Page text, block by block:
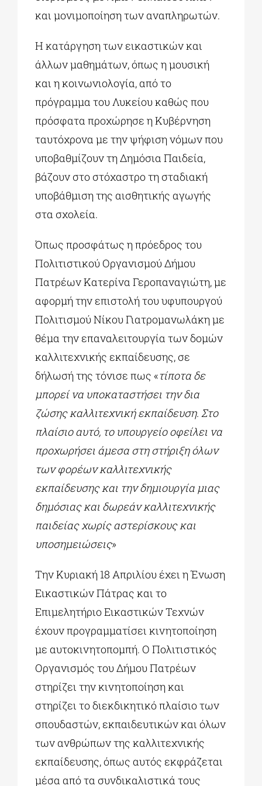
και μονιμοποίηση των αναπληρωτών.
Η κατάργηση των εικαστικών και
άλλων μαθημάτων, όπως η μουσική
και η κοινωνιολογία, από το
πρόγραμμα του Λυκείου καθώς που
πρόσφατα προχώρησε η Κυβέρνηση
ταυτόχρονα με την ψήφιση νόμων που
υποβαθμίζουν τη Δημόσια Παιδεία,
βάζουν στο στόχαστρο τη σταδιακή
υποβάθμιση της αισθητικής αγωγής
στα σχολεία.
Όπως προσφάτως η πρόεδρος του
Πολιτιστικού Οργανισμού Δήμου
Πατρέων Κατερίνα Γεροπαναγιώτη, με
αφορμή την επιστολή του υφυπουργού
Πολιτισμού Νίκου Γιατρομανωλάκη με
θέμα την επαναλειτουργία των δομών
καλλιτεχνικής εκπαίδευσης, σε
δήλωσή της τόνισε πως «τίποτα δε
μπορεί να υποκαταστήσει την δια
ζώσης καλλιτεχνική εκπαίδευση. Στο
πλαίσιο αυτό, το υπουργείο οφείλει να
προχωρήσει άμεσα στη στήριξη όλων
των φορέων καλλιτεχνικής
εκπαίδευσης και την δημιουργία μιας
δημόσιας και δωρεάν καλλιτεχνικής
παιδείας χωρίς αστερίσκους και
υποσημειώσεις»
Την Κυριακή 18 Απριλίου έχει η Ένωση
Εικαστικών Πάτρας και το
Επιμελητήριο Εικαστικών Τεχνών
έχουν προγραμματίσει κινητοποίηση
με αυτοκινητοπομπή. Ο Πολιτιστικός
Οργανισμός του Δήμου Πατρέων
στηρίζει την κινητοποίηση και
στηρίζει το διεκδικητικό πλαίσιο των
σπουδαστών, εκπαιδευτικών και όλων
των ανθρώπων της καλλιτεχνικής
εκπαίδευσης, όπως αυτός εκφράζεται
μέσα από τα συνδικαλιστικά τους